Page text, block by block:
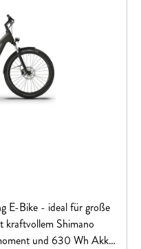
E-Bike - ideal für große
kraftvollem Shimano
und 630 Wh Akku